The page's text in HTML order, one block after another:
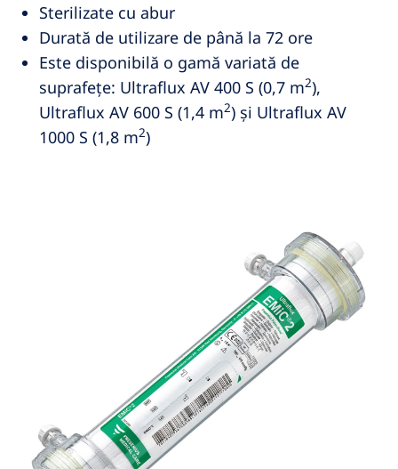
Sterilizate cu abur
Durată de utilizare de până la 72 ore
Este disponibilă o gamă variată de
suprafețe: Ultraflux AV 400 S (0,7 m2),
Ultraflux AV 600 S (1,4 m2) și Ultraflux AV
1000 S (1,8 m2)